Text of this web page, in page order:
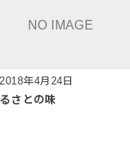
2018年4月24日
さとの味